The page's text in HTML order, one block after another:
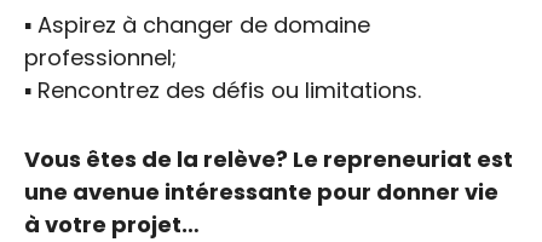
▪️ Aspirez à changer de domaine
professionnel;
▪️ Rencontrez des défis ou limitations.
Vous êtes de la relève? Le repreneuriat est
une avenue intéressante pour donner vie
à votre projet…